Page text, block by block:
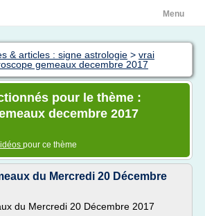
Menu
& articles : signe astrologie > vrai
gemeaux decembre 2017
pour le thème :
decembre 2017
pour ce thème
du Mercredi 20 Décembre
du Mercredi 20 Décembre 2017